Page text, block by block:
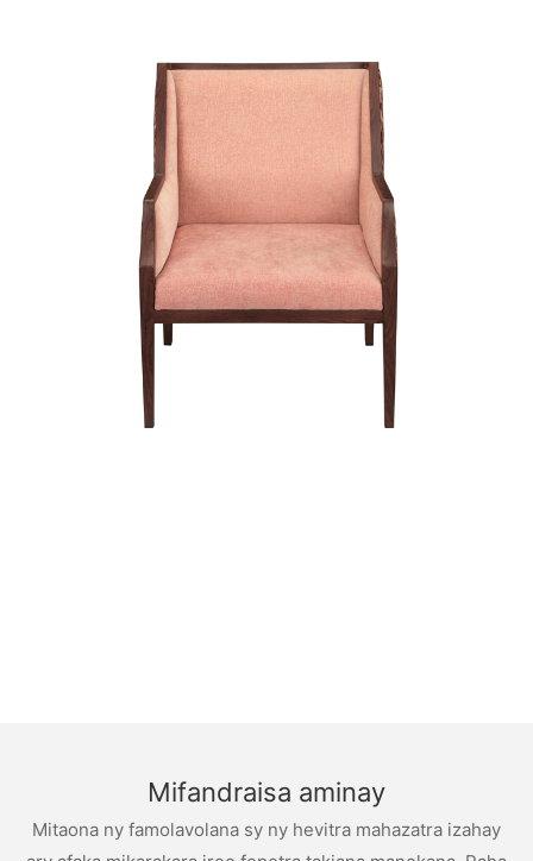
Mifandraisa aminay
Mitaona ny famolavolana sy ny hevitra mahazatra izahay